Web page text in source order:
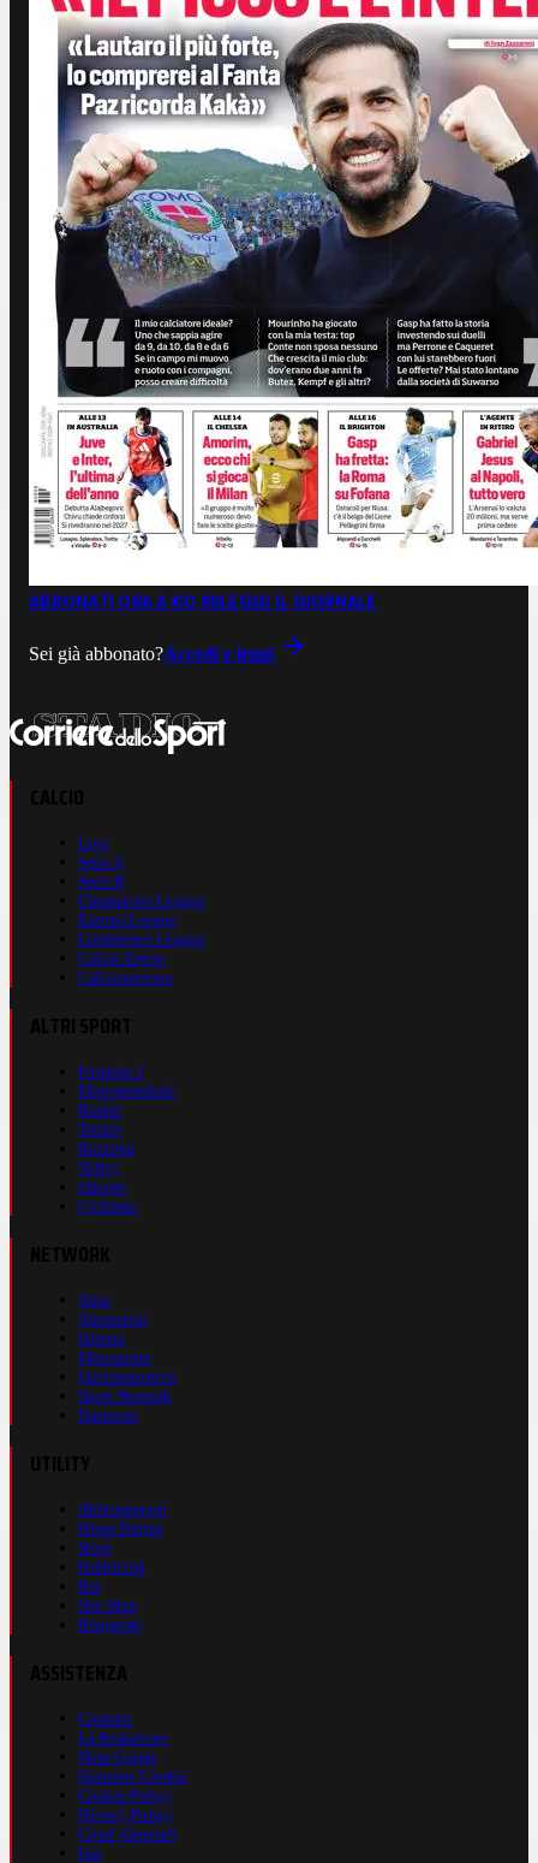
ABBONATI ORA A €0,99LEGGI IL GIORNALE
Sei già abbonato?Accedi e leggi
Live
Serie A
Serie B
Champions League
Europa League
Conference League
Calcio Estero
Calciomercato
Formula 1
Motomondiale
Basket
Tennis
Running
Volley
eSports
Ciclismo
Auto
Autosprint
Inmoto
Motosprint
Guerinsportivo
Sport Network
Fantacup
Abbonamenti
Prima Pagina
Store
Pubblicità
Rss
Site Map
Registrati
Contatti
La Redazione
Nota Legale
Gestione Cookie
Cookie Policy
Privacy Policy
Cond. Generali
Faq